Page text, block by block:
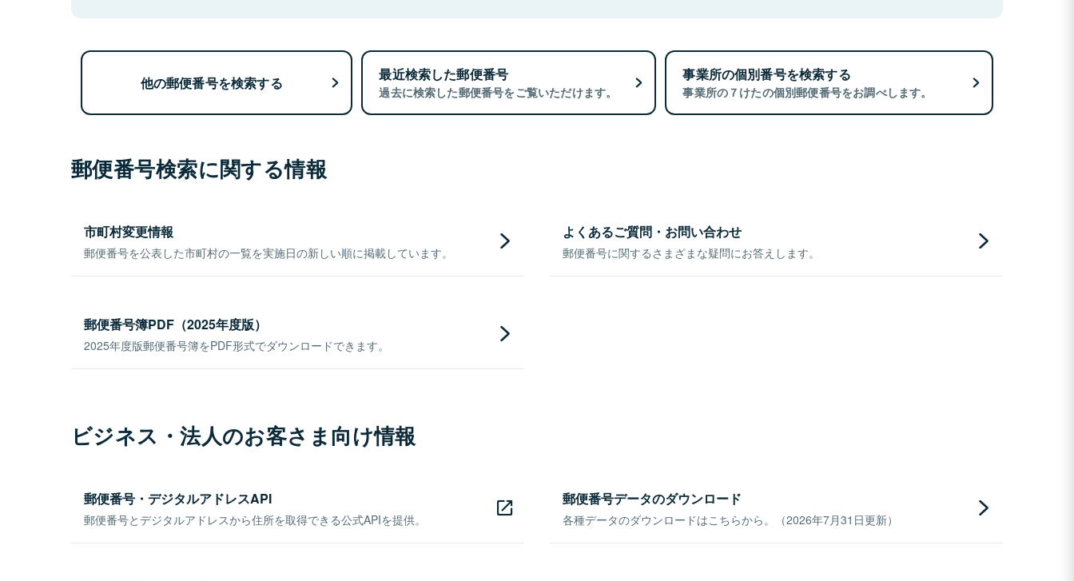
他の郵便番号を検索する 最近検索した郵便番号
過去に検索した郵便番号をご覧いただけます。
事業所の個別番号を検索する
事業所の７けたの個別郵便番号をお調べします。
郵便番号検索に関する情報
市町村変更情報
郵便番号を公表した市町村の一覧を実施日の新しい順に掲載しています。
よくあるご質問・お問い合わせ
郵便番号に関するさまざまな疑問にお答えします。
郵便番号簿PDF（2025年度版）
2025年度版郵便番号簿をPDF形式でダウンロードできます。
ビジネス・法人のお客さま向け情報
郵便番号・デジタルアドレスAPI
郵便番号とデジタルアドレスから住所を取得できる公式APIを提供。
郵便番号データのダウンロード
各種データのダウンロードはこちらから。（2026年7月31日更新）